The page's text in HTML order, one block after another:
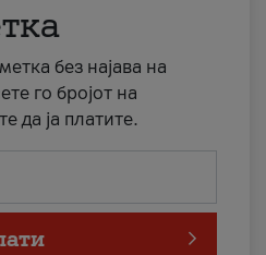
без најава на
го бројот на
да ја платите.